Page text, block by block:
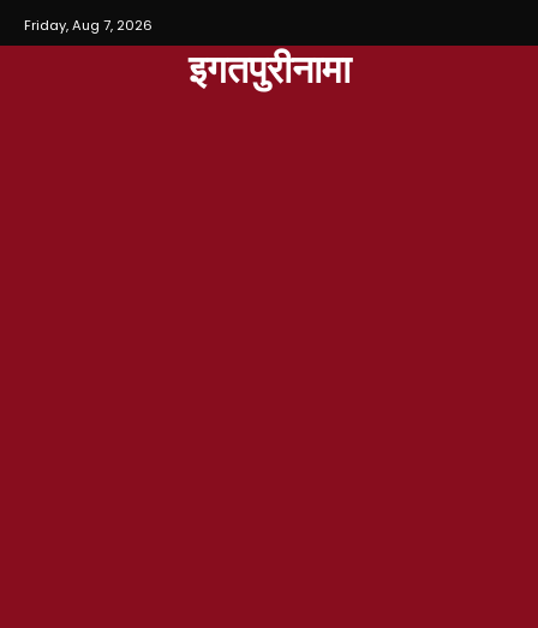
Friday, Aug 7, 2026
इगतपुरीनामा